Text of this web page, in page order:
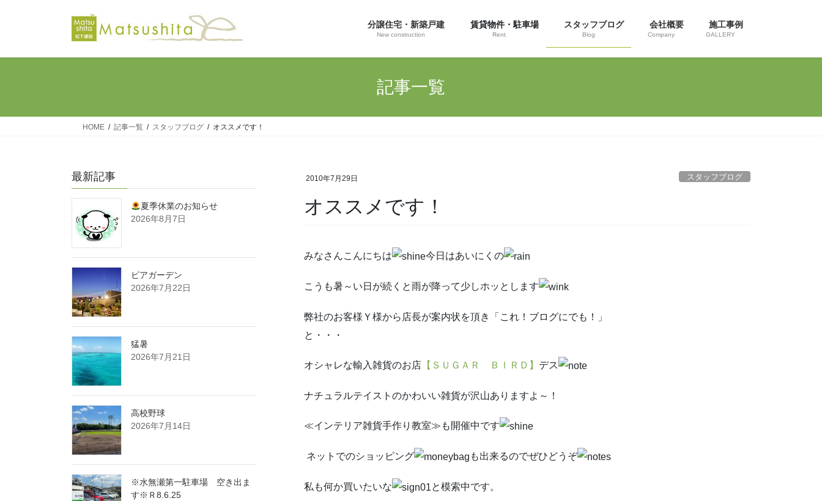
分譲住宅・新築戸建
New construction
賃貸物件・駐車場
Rent
スタッフブログ
Blog
会社概要
Company
施工事例
GALLERY
記事一覧
HOME 記事一覧 スタッフブログ オススメです！
2010年7月29日 スタッフブログ
オススメです！
みなさんこんにちは 今日はあいにくの
こうも暑～い日が続くと雨が降って少しホッとします
弊社のお客様Ｙ様から店長が案内状を頂き「これ！ブログにでも！」
と・・・
オシャレな輸入雑貨のお店 【ＳＵＧＡＲ ＢＩＲＤ】 デス
ナチュラルテイストのかわいい雑貨が沢山ありますよ～！
≪インテリア雑貨手作り教室≫も開催中です
ネットでのショッピング も出来るのでぜひどうぞ
私も何か買いたいな と模索中です。
最新記事
夏季休業のお知らせ
2026年8月7日
ビアガーデン
2026年7月22日
猛暑
2026年7月21日
高校野球
2026年7月14日
※水無瀬第一駐車場 空き出ま
す※Ｒ8.6.25